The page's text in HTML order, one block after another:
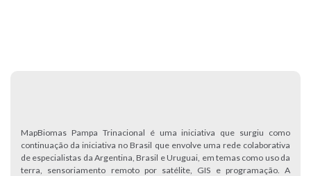
MapBiomas Pampa Trinacional é uma iniciativa que surgiu como
continuação da iniciativa no Brasil que envolve uma rede colaborativa
de especialistas da Argentina, Brasil e Uruguai, em temas como uso da
terra, sensoriamento remoto por satélite, GIS e programação. A